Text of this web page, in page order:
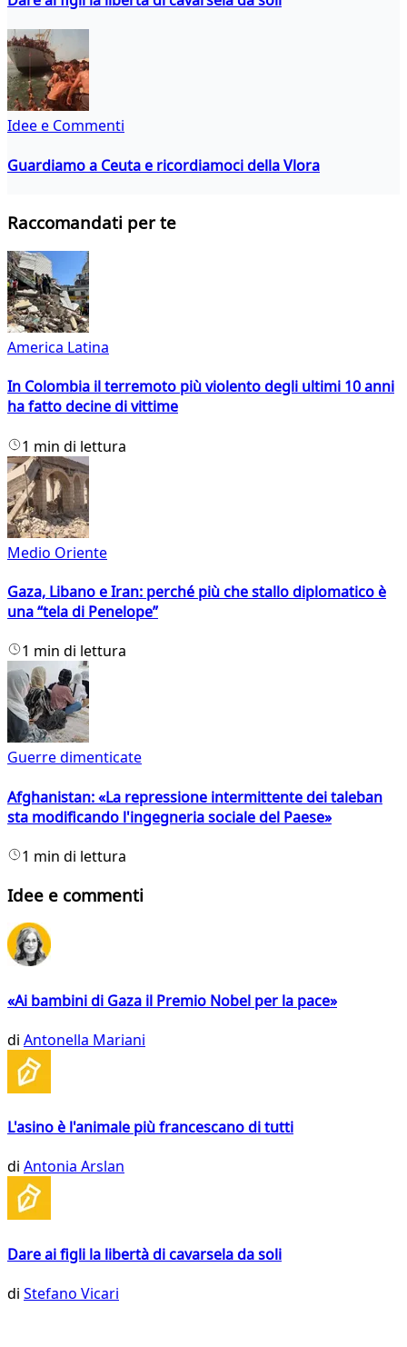
Idee e Commenti
Guardiamo a Ceuta e ricordiamoci della Vlora
Raccomandati per te
America Latina
In Colombia il terremoto più violento degli ultimi 10 anni
ha fatto decine di vittime
1 min di lettura
Medio Oriente
Gaza, Libano e Iran: perché più che stallo diplomatico è
una “tela di Penelope”
1 min di lettura
Guerre dimenticate
Afghanistan: «La repressione intermittente dei taleban
sta modificando l'ingegneria sociale del Paese»
1 min di lettura
Idee e commenti
«Ai bambini di Gaza il Premio Nobel per la pace»
di Antonella Mariani
L'asino è l'animale più francescano di tutti
di Antonia Arslan
Dare ai figli la libertà di cavarsela da soli
di Stefano Vicari